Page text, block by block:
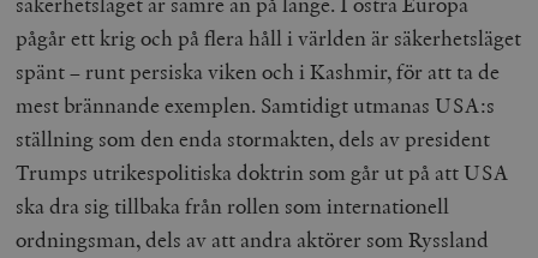
pågår ett krig och på flera håll i världen är säkerhetsläget
spänt – runt persiska viken och i Kashmir, för att ta de
mest brännande exemplen. Samtidigt utmanas USA:s
ställning som den enda stormakten, dels av president
Trumps utrikespolitiska doktrin som går ut på att USA
ska dra sig tillbaka från rollen som internationell
ordningsman, dels av att andra aktörer som Ryssland